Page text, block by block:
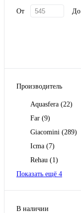
От До
Производитель
Aquasfera (22)
Far (9)
Giacomini (289)
Icma (7)
Rehau (1)
Показать ещё 4
В наличии